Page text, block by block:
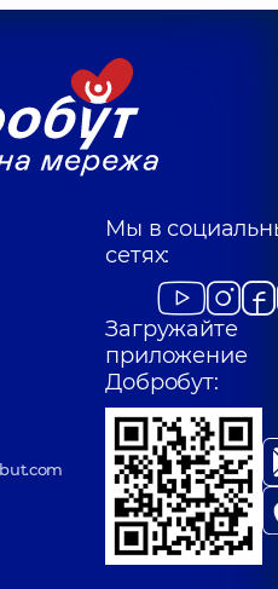
Мы в
сетях:
Загружайте
приложение
Добробут: